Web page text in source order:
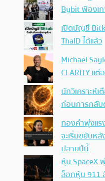
Bybit ฟ้องเก
เปิดบัญชี
ThaID ได้แล้ว
Michael
CLARITY แ
นักวิเคราะห์
ก่อนการกลับ
ทองคำพุ่งแร
จะเริ่มขยับห
ปลายปีนี้
หุ้น SpaceX
ล็อกหุ้น 911